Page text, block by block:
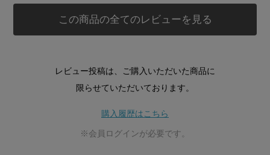
この商品の全てのレビューを見る
レビュー投稿は、ご購入いただいた商品に
限らせていただいております。
購入履歴はこちら
※会員ログインが必要です。